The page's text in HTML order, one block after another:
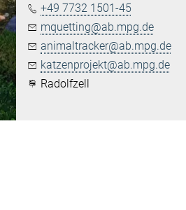
+49 7732 1501-45
mquetting@ab.mpg.de
animaltracker@ab.mpg.de
katzenprojekt@ab.mpg.de
Radolfzell